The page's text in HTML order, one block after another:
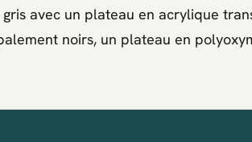
gris avec un plateau en acrylique
noirs, un plateau en